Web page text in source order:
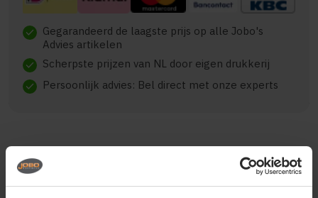
check Gegarandeerd de laagste prijs op alle Jobo's
Advies artikelen
check Scherpste prijzen van NL door eigen drukkerij
check Persoonlijk advies: Bel direct met onze experts
Beschrijving